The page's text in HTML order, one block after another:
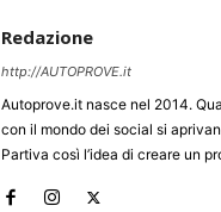
Redazione
http://AUTOPROVE.it
Autoprove.it nasce nel 2014.
con il mondo dei social si
Partiva così l’idea di creare un